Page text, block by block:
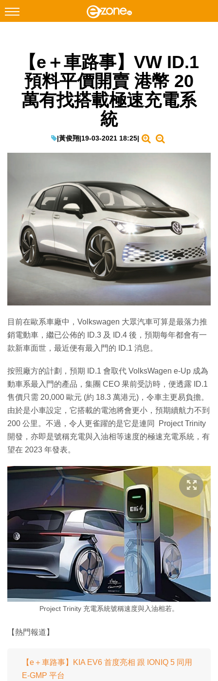
Facebook Instagram
科技焦點
網絡生活
EduTech
生成式AI與雲端應用
Enterprise Digital Transformation
特集
【e＋車路事】VW ID.1
預料平價開賣 港幣 20
萬有找搭載極速充電系
統
|黃俊翔|19-03-2021 18:25|
目前在歐系車廠中，Volkswagen 大眾汽車可算是最落力推
銷電動車，繼已公佈的 ID.3 及 ID.4 後，預期每年都會有一
款新車面世，最近便有最入門的 ID.1 消息。
按照廠方的計劃，預期 ID.1 會取代 VolksWagen e-Up 成為
動車系最入門的產品，集團 CEO 果前受訪時，便透露 ID.1
售價只需 20,000 歐元 (約 18.3 萬港元)，令車主更易負擔。
由於是小車設定，它搭載的電池將會更小，預期續航力不到
200 公里。不過，令人更雀躍的是它是連同 Project Trinity
開發，亦即是號稱充電與入油相等速度的極速充電系統，有
望在 2023 年發表。
Project Trinity 充電系統號稱速度與入油相若。
【熱門報道】
【e＋車路事】KIA EV6 首度亮相 跟 IONIQ 5 同用
E-GMP 平台